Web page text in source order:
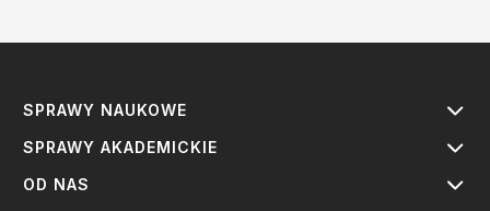
SPRAWY NAUKOWE
SPRAWY AKADEMICKIE
OD NAS